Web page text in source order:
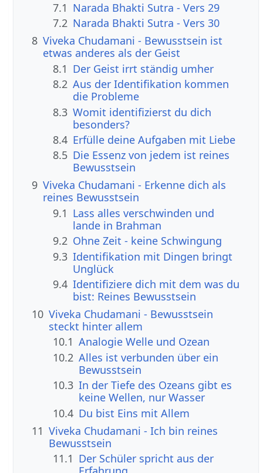
7.1 Narada Bhakti Sutra - Vers 29
7.2 Narada Bhakti Sutra - Vers 30
8 Viveka Chudamani - Bewusstsein ist
etwas anderes als der Geist
8.1 Der Geist irrt ständig umher
8.2 Aus der Identifikation kommen
die Probleme
8.3 Womit identifizierst du dich
besonders?
8.4 Erfülle deine Aufgaben mit Liebe
8.5 Die Essenz von jedem ist reines
Bewusstsein
9 Viveka Chudamani - Erkenne dich als
reines Bewusstsein
9.1 Lass alles verschwinden und
lande in Brahman
9.2 Ohne Zeit - keine Schwingung
9.3 Identifikation mit Dingen bringt
Unglück
9.4 Identifiziere dich mit dem was du
bist: Reines Bewusstsein
10 Viveka Chudamani - Bewusstsein
steckt hinter allem
10.1 Analogie Welle und Ozean
10.2 Alles ist verbunden über ein
Bewusstsein
10.3 In der Tiefe des Ozeans gibt es
keine Wellen, nur Wasser
10.4 Du bist Eins mit Allem
11 Viveka Chudamani - Ich bin reines
Bewusstsein
11.1 Der Schüler spricht aus der